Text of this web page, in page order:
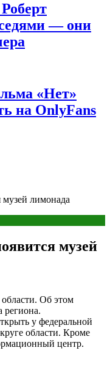
— они
«Нет»
на OnlyFans
музей лимонада
музей
Об этом
региона.
у федеральной
области. Кроме
центр.